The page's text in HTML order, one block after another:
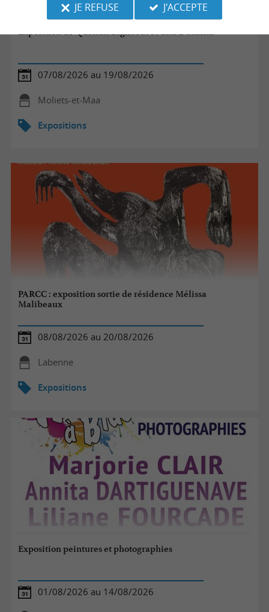
Exposition de Quentin Bignebat et Cati Ducailar
07/08/2026 au 19/08/2026
Moliets-et-Maa
Expositions
PARCC : exposition sortie de résidence Mélissa
Malibeaux
08/08/2026 au 20/08/2026
Labenne
Expositions
Exposition peintures et photographies
01/08/2026 au 14/08/2026
JE REFUSE
J'ACCEPTE